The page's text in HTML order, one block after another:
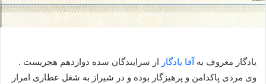
یادگار معروف به آقا یادگار از سرایندگان سده دوازدهم هجریست .
وی مردی پاکدامن و پرهیزگار بوده و در شیراز به شغل عطاری امرار